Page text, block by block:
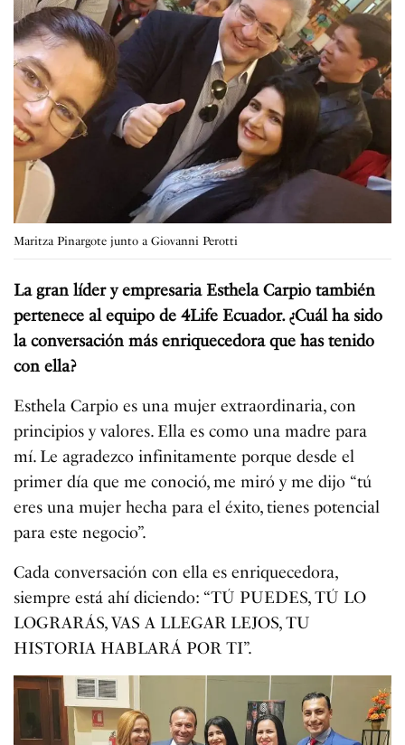
Maritza Pinargote junto a Giovanni Perotti
La gran líder y empresaria Esthela Carpio también
pertenece al equipo de 4Life Ecuador. ¿Cuál ha sido
la conversación más enriquecedora que has tenido
con ella?
Esthela Carpio es una mujer extraordinaria, con
principios y valores. Ella es como una madre para
mí. Le agradezco infinitamente porque desde el
primer día que me conoció, me miró y me dijo “tú
eres una mujer hecha para el éxito, tienes potencial
para este negocio”.
Cada conversación con ella es enriquecedora,
siempre está ahí diciendo: “TÚ PUEDES, TÚ LO
LOGRARÁS, VAS A LLEGAR LEJOS, TU
HISTORIA HABLARÁ POR TI”.